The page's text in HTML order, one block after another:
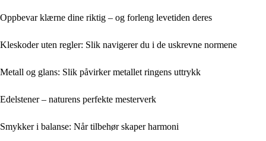
Oppbevar klærne dine riktig – og forleng levetiden deres
Kleskoder uten regler: Slik navigerer du i de uskrevne normene
Metall og glans: Slik påvirker metallet ringens uttrykk
Edelstener – naturens perfekte mesterverk
Smykker i balanse: Når tilbehør skaper harmoni